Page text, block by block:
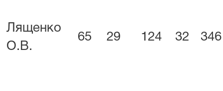
Лященко
О.В.
65 29 124 32 346